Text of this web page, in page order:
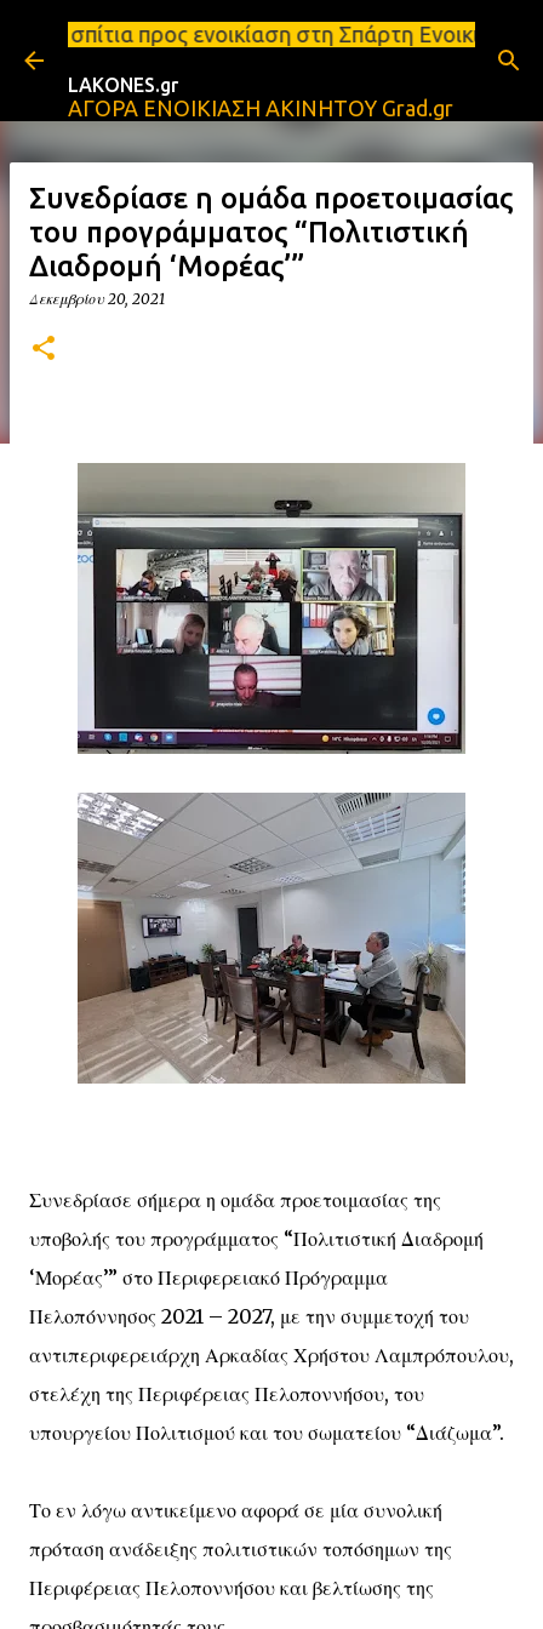
Μετάβαση στο κύριο περιεχόμενο
ενοικίαση στη Σπάρτη Ενοικιάσεις
LAKONES.gr
ΑΓΟΡΑ ΕΝΟΙΚΙΑΣΗ ΑΚΙΝΗΤΟΥ Grad.gr
Συνεδρίασε η ομάδα προετοιμασίας
του προγράμματος “Πολιτιστική
Διαδρομή ‘Μορέας’”
Δεκεμβρίου 20, 2021
Συνεδρίασε σήμερα η ομάδα προετοιμασίας της
υποβολής του προγράμματος “Πολιτιστική Διαδρομή
‘Μορέας’” στο Περιφερειακό Πρόγραμμα
Πελοπόννησος 2021 – 2027, με την συμμετοχή του
αντιπεριφερειάρχη Αρκαδίας Χρήστου Λαμπρόπουλου,
στελέχη της Περιφέρειας Πελοποννήσου, του
υπουργείου Πολιτισμού και του σωματείου “Διάζωμα”.
Το εν λόγω αντικείμενο αφορά σε μία συνολική
πρόταση ανάδειξης πολιτιστικών τοπόσημων της
Περιφέρειας Πελοποννήσου και βελτίωσης της